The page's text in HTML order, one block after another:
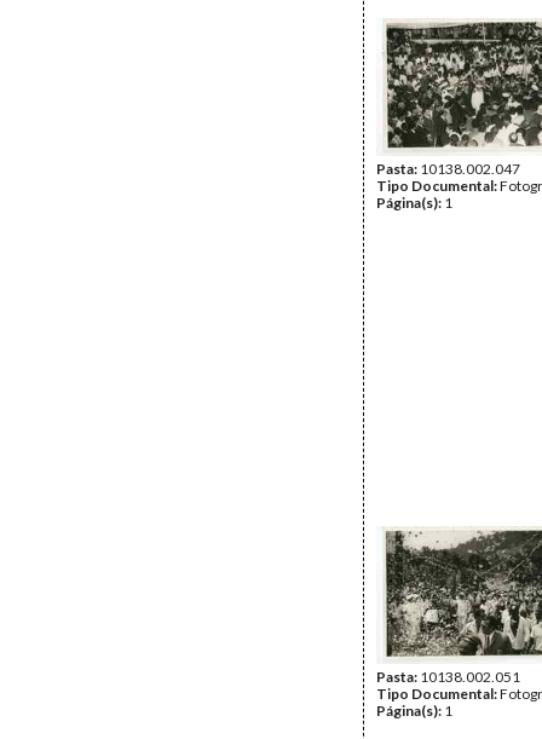
Pasta: 10138.002.047
Tipo Documental:
Página(s): 1
Pasta: 10138.002.051
Tipo Documental:
Página(s): 1